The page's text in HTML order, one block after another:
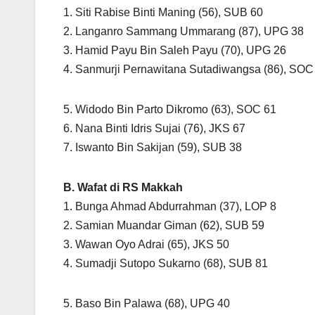
1. Siti Rabise Binti Maning (56), SUB 60
2. Langanro Sammang Ummarang (87), UPG 38
3. Hamid Payu Bin Saleh Payu (70), UPG 26
4. Sanmurji Pernawitana Sutadiwangsa (86),
5. Widodo Bin Parto Dikromo (63), SOC 61
6. Nana Binti Idris Sujai (76), JKS 67
7. Iswanto Bin Sakijan (59), SUB 38
B. Wafat di RS Makkah
1. Bunga Ahmad Abdurrahman (37), LOP 8
2. Samian Muandar Giman (62), SUB 59
3. Wawan Oyo Adrai (65), JKS 50
4. Sumadji Sutopo Sukarno (68), SUB 81
5. Baso Bin Palawa (68), UPG 40